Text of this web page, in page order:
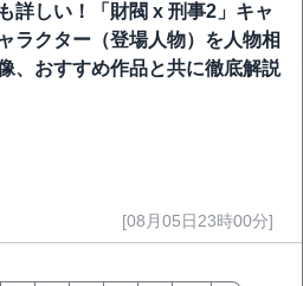
詳しい！「財閥 x 刑事2」キャ
ラクター（登場人物）を人物相
、おすすめ作品と共に徹底解説
[08月05日23時00分]